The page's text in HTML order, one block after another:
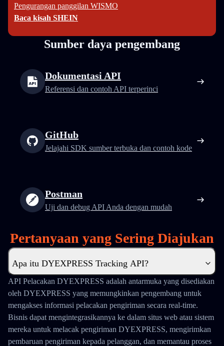
Pengurangan panggilan WISMO
Baca kisah SHEIN
Sumber daya pengembang
Dokumentasi API
Referensi dan contoh API terperinci
GitHub
Jelajahi SDK sumber terbuka dan contoh kode
Postman
Uji dan debug API Anda dengan mudah
Pertanyaan yang Sering Diajukan
Apa itu DYEXPRESS Tracking API?
API Pelacakan DYEXPRESS adalah antarmuka yang disediakan
oleh DYEXPRESS yang memungkinkan pengembang untuk
mengakses informasi pelacakan pengiriman secara real-time.
Bisnis dapat mengintegrasikannya ke dalam situs web atau sistem
mereka untuk melacak pengiriman DYEXPRESS, mengirimkan
pembaruan pengiriman kepada pelanggan, dan memantau proses